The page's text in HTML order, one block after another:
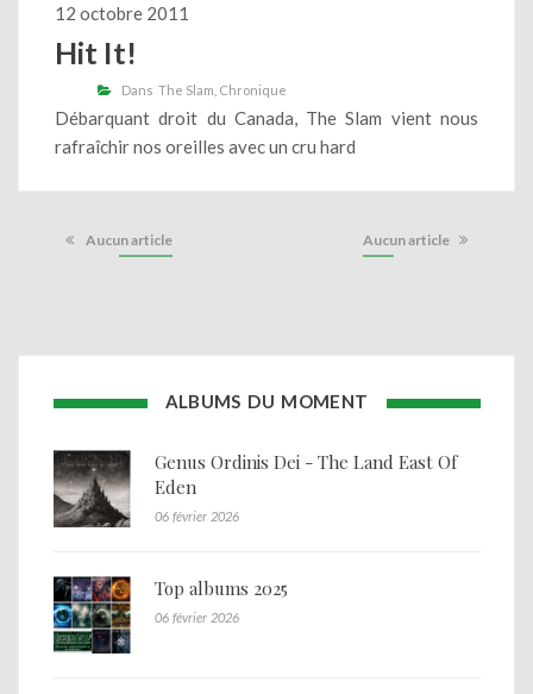
12 octobre 2011
Hit It!
Dans The Slam Chronique
Débarquant droit du Canada, The Slam vient nous
rafraîchir nos oreilles avec un cru hard
Aucun article Aucun article
ALBUMS DU MOMENT
Genus Ordinis Dei - The Land East Of
Eden
06 février 2026
Top albums 2025
06 février 2026